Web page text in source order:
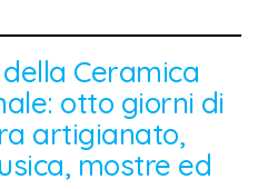
Ceramica
otto giorni di
artigianato,
mostre ed